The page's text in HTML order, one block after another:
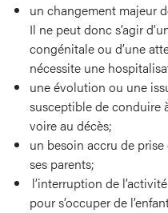
un changement majeur
Il ne peut donc s’agir
congénitale ou d’une
nécessite une
une évolution ou une
susceptible de conduire
voire au décès;
un besoin accru de
ses parents;
l’interruption de
pour s’occuper de